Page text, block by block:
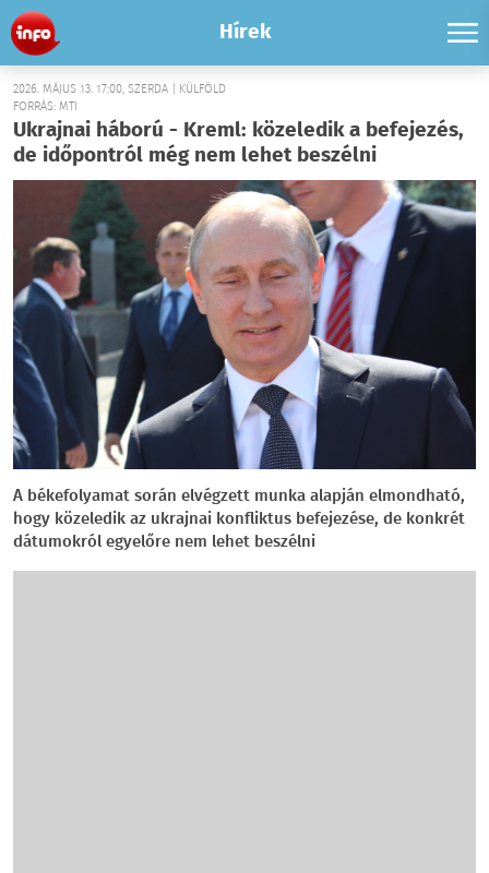
Hírek
2026. MÁJUS 13. 17:00, SZERDA | KÜLFÖLD
FORRÁS: MTI
Ukrajnai háború - Kreml: közeledik a befejezés,
de időpontról még nem lehet beszélni
A békefolyamat során elvégzett munka alapján elmondható,
hogy közeledik az ukrajnai konfliktus befejezése, de konkrét
dátumokról egyelőre nem lehet beszélni